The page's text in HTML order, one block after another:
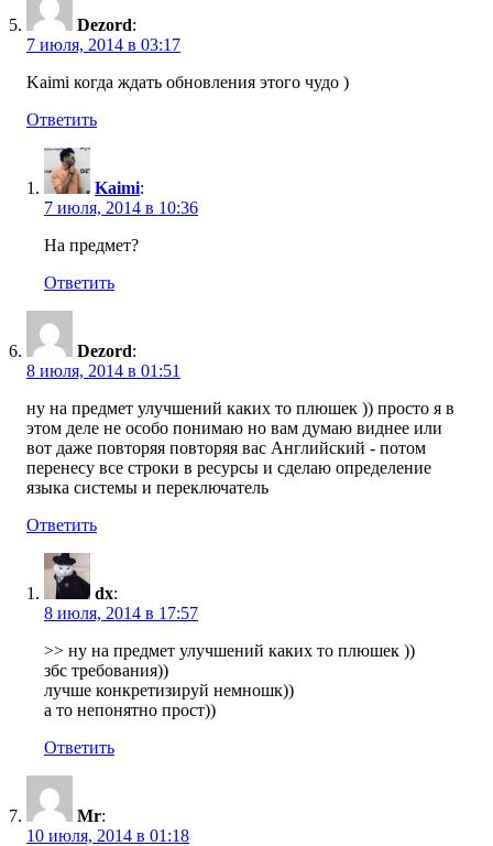
Dezord:
7 июля, 2014 в 03:17
Kaimi когда ждать обновления этого чудо )
Ответить
Kaimi:
7 июля, 2014 в 10:36
На предмет?
Ответить
Dezord:
8 июля, 2014 в 01:51
ну на предмет улучшений каких то плюшек )) просто я в
этом деле не особо понимаю но вам думаю виднее или
вот даже повторяя повторяя вас Английский - потом
перенесу все строки в ресурсы и сделаю определение
языка системы и переключатель
Ответить
dx:
8 июля, 2014 в 17:57
>> ну на предмет улучшений каких то плюшек ))
збс требования))
лучше конкретизируй немношк))
а то непонятно прост))
Ответить
Mr:
10 июля, 2014 в 01:18